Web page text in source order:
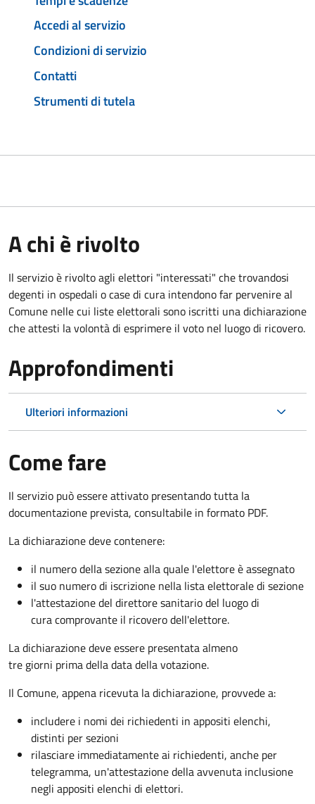
Accedi al servizio
Condizioni di servizio
Contatti
Strumenti di tutela
A chi è rivolto
Il servizio è rivolto agli elettori "interessati" che trovandosi
degenti in ospedali o case di cura intendono far pervenire al
Comune nelle cui liste elettorali sono iscritti una dichiarazione
che attesti la volontà di esprimere il voto nel luogo di ricovero.
Approfondimenti
Ulteriori informazioni
Come fare
Il servizio può essere attivato presentando tutta la
documentazione prevista, consultabile in formato PDF.
La dichiarazione deve contenere:
il numero della sezione alla quale l'elettore è assegnato
il suo numero di iscrizione nella lista elettorale di sezione
l'attestazione del direttore sanitario del luogo di
cura comprovante il ricovero dell'elettore.
La dichiarazione deve essere presentata almeno
tre giorni prima della data della votazione.
Il Comune, appena ricevuta la dichiarazione, provvede a:
includere i nomi dei richiedenti in appositi elenchi,
distinti per sezioni
rilasciare immediatamente ai richiedenti, anche per
telegramma, un'attestazione della avvenuta inclusione
negli appositi elenchi di elettori.